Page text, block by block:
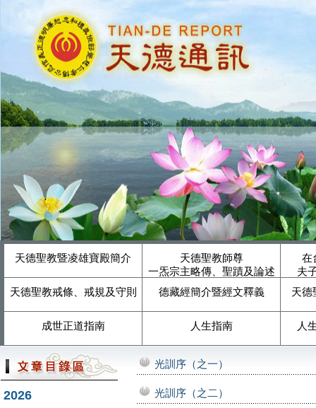
天德聖教暨凌雄寶殿簡介
天德聖教師尊
一炁宗主略傳、聖蹟及論述
在
夫
天德聖教戒條、戒規及守則
德藏經簡介暨經文釋義 天德
成世正道指南 人生指南 人
2026
光訓序（之一）
光訓序（之二）